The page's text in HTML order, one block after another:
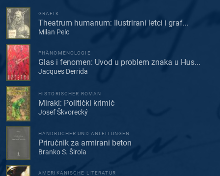
GRAFIK
Theatrum humanum: Ilustrirani letci i graf...
Milan Pelc
PHÄNOMENOLOGIE
Glas i fenomen: Uvod u problem znaka u Hus...
Jacques Derrida
HISTORISCHER ROMAN
Mirakl: Politički krimić
Josef Škvorecký
HANDBÜCHER UND ANLEITUNGEN
Priručnik za armirani beton
Branko S. Širola
AMERIKANISCHE LITERATUR